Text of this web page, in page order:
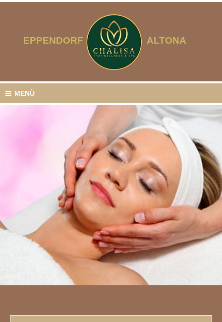
EPPENDORF ALTONA
MENÜ
KLASSISCHE MASSAGEN
in Hamburg Eppendorf
THAI-MASSAGEN
Erleben Sie unsere asiatischen
Massage-Anwendungen
WELLNESS-MASSAGEN
Genießen Sie unsere wohltuenden
Massagen und Arrangements
PAAR-MASSAGEN
Lassen Sie sich zu zweit
von uns verwöhnen
GUTSCHEINE
Verschenken Sie